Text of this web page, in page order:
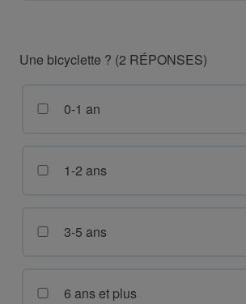
Une bicyclette ? (2 RÉPONSES)
0-1 an
1-2 ans
3-5 ans
6 ans et plus